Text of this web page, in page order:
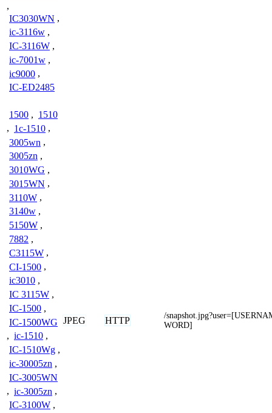
,
IC3030WN ,
ic-3116w ,
IC-3116W ,
ic-7001w ,
ic9000 ,
IC-ED2485
1500 , 1510
, 1c-1510 ,
3005wn ,
3005zn ,
3010WG ,
3015WN ,
3110W ,
3140w ,
5150W ,
7882 ,
C3115W ,
CI-1500 ,
ic3010 ,
IC 3115W ,
IC-1500 ,
IC-1500WG
, ic-1510 ,
IC-1510Wg ,
ic-30005zn ,
IC-3005WN
, ic-3005zn ,
IC-3100W ,
JPEG HTTP
/
WORD]